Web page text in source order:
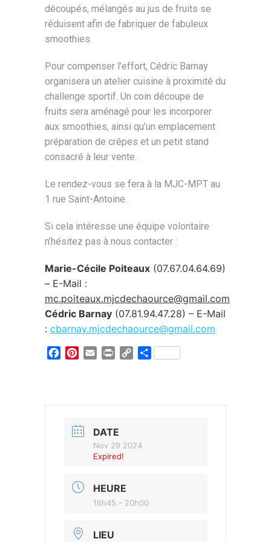
découpés, mélangés au jus de fruits se
réduisent afin de fabriquer de fabuleux
smoothies.
Pour compenser l’effort, Cédric Barnay
organisera un atelier cuisine à proximité du
challenge sportif. Un coin découpe de
fruits sera aménagé pour les incorporer
aux smoothies, ainsi qu’un emplacement
préparation de crêpes et un petit stand
consacré à leur vente.
Le rendez-vous se fera à la MJC-MPT au
1 rue Saint-Antoine.
Si cela intéresse une équipe volontaire
n’hésitez pas à nous contacter :
Marie-Cécile Poiteaux (07.67.04.64.69)
– E-Mail :
mc.poiteaux.mjcdechaource@gmail.com
Cédric Barnay (07.81.94.47.28) – E-Mail
: cbarnay.mjcdechaource@gmail.com
Facebook
Pinterest
Email Print
CopyPartager
DATE
Nov 29 2024
Expired!
HEURE
16h45 - 20h00
LIEU